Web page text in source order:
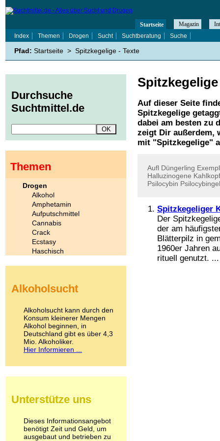
Spitzkegelige
Auf dieser Seite
Spitzkegelige
dabei am besten zu
zeigt Dir außerdem,
mit "Spitzkegelige"
Aufl Düngerling
Halluzinogene Kahlkopf
Psilocybin
Spitzkegeliger
Der
der am
Blätterpilz in
1960er Jahren
rituell genutzt. ...
Startseite Magazin
Index
Themen Drogen Sucht Suchtberatung Suche
Pfad: Startseite > Spitzkegelige - Texte
Durchsuche
Suchtmittel.de
Themen
Drogen
Alkohol
Amphetamin
Aufputschmittel
Cannabis
Crack
Ecstasy
Haschisch
Kokain
LSD
Marihuana
Medikamente
Meskalin
Metamphetamin
Methadon
Pilze
Psychopharmaka
Schlafmittel
Schmerzmittel
Alkoholsucht
Alkoholsucht kann durch den
Konsum kleinerer Mengen
Alkohol beginnen, in
Deutschland gibt es über 4,3
Mio. Alkoholiker.
Hier Informieren ...
Unterstütze uns
Dieses Informationsangebot
benötigt Zeit und Geld, um
ausgebaut und betrieben zu